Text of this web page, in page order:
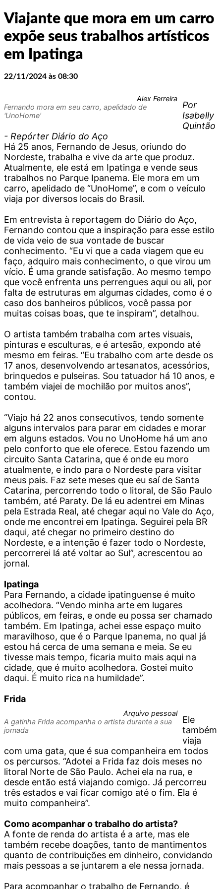
Viajante que mora em um carro
expõe seus trabalhos artísticos
em Ipatinga
22/11/2024 às 08:30
Alex Ferreira
Fernando mora em seu carro, apelidado de
'UnoHome'
Por
Isabelly
Quintão
- Repórter Diário do Aço
Há 25 anos, Fernando de Jesus, oriundo do
Nordeste, trabalha e vive da arte que produz.
Atualmente, ele está em Ipatinga e vende seus
trabalhos no Parque Ipanema. Ele mora em um
carro, apelidado de “UnoHome”, e com o veículo
viaja por diversos locais do Brasil.
Em entrevista à reportagem do Diário do Aço,
Fernando contou que a inspiração para esse estilo
de vida veio de sua vontade de buscar
conhecimento. “Eu vi que a cada viagem que eu
faço, adquiro mais conhecimento, o que virou um
vício. É uma grande satisfação. Ao mesmo tempo
que você enfrenta uns perrengues aqui ou ali, por
falta de estruturas em algumas cidades, como é o
caso dos banheiros públicos, você passa por
muitas coisas boas, que te inspiram”, detalhou.
O artista também trabalha com artes visuais,
pinturas e esculturas, e é artesão, expondo até
mesmo em feiras. “Eu trabalho com arte desde os
17 anos, desenvolvendo artesanatos, acessórios,
brinquedos e pulseiras. Sou tatuador há 10 anos, e
também viajei de mochilão por muitos anos”,
contou.
“Viajo há 22 anos consecutivos, tendo somente
alguns intervalos para parar em cidades e morar
em alguns estados. Vou no UnoHome há um ano
pelo conforto que ele oferece. Estou fazendo um
circuito Santa Catarina, que é onde eu moro
atualmente, e indo para o Nordeste para visitar
meus pais. Faz sete meses que eu saí de Santa
Catarina, percorrendo todo o litoral, de São Paulo
também, até Paraty. De lá eu adentrei em Minas
pela Estrada Real, até chegar aqui no Vale do Aço,
onde me encontrei em Ipatinga. Seguirei pela BR
daqui, até chegar no primeiro destino do
Nordeste, e a intenção é fazer todo o Nordeste,
percorrerei lá até voltar ao Sul”, acrescentou ao
jornal.
Ipatinga
Para Fernando, a cidade ipatinguense é muito
acolhedora. “Vendo minha arte em lugares
públicos, em feiras, e onde eu possa ser chamado
também. Em Ipatinga, achei esse espaço muito
maravilhoso, que é o Parque Ipanema, no qual já
estou há cerca de uma semana e meia. Se eu
tivesse mais tempo, ficaria muito mais aqui na
cidade, que é muito acolhedora. Gostei muito
daqui. É muito rica na humildade”.
Frida
Arquivo pessoal
A gatinha Frida acompanha o artista durante a sua
jornada
Ele
também
viaja
com uma gata, que é sua companheira em todos
os percursos. “Adotei a Frida faz dois meses no
litoral Norte de São Paulo. Achei ela na rua, e
desde então está viajando comigo. Já percorreu
três estados e vai ficar comigo até o fim. Ela é
muito companheira”.
Como acompanhar o trabalho do artista?
A fonte de renda do artista é a arte, mas ele
também recebe doações, tanto de mantimentos
quanto de contribuições em dinheiro, convidando
mais pessoas a se juntarem a ele nessa jornada.
Para acompanhar o trabalho de Fernando, é